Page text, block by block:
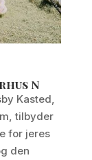
N
Kasted,
tilbyder
for jeres
den